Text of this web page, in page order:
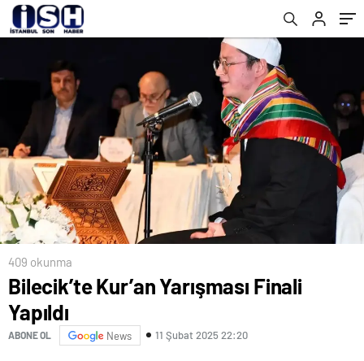
409 okunma
Bilecik’te Kur’an Yarışması Finali
Yapıldı
ABONE OL News 11 Şubat 2025 22:20